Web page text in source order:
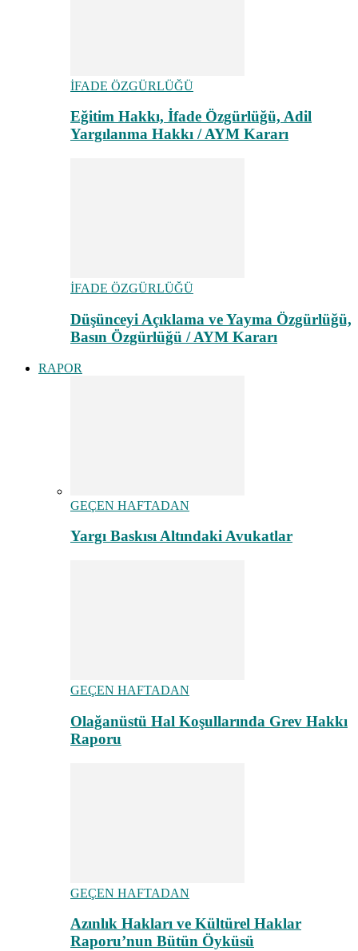
İFADE ÖZGÜRLÜĞÜ
Eğitim Hakkı, İfade Özgürlüğü, Adil
Yargılanma Hakkı / AYM Kararı
İFADE ÖZGÜRLÜĞÜ
Düşünceyi Açıklama ve Yayma Özgürlüğü,
Basın Özgürlüğü / AYM Kararı
RAPOR
GEÇEN HAFTADAN
Yargı Baskısı Altındaki Avukatlar
GEÇEN HAFTADAN
Olağanüstü Hal Koşullarında Grev Hakkı
Raporu
GEÇEN HAFTADAN
Azınlık Hakları ve Kültürel Haklar
Raporu’nun Bütün Öyküsü